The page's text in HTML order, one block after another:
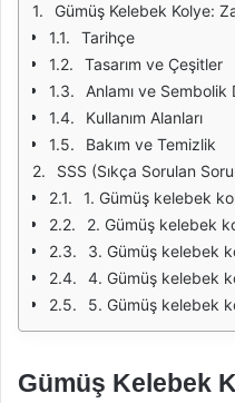
Gümüş Kelebek Kolye:
Tarihçe
Tasarım ve Çeşitler
Anlamı ve Sembolik
Kullanım Alanları
Bakım ve Temizlik
SSS (Sıkça Sorulan
1. Gümüş kelebek
2. Gümüş kelebek
3. Gümüş kelebek
4. Gümüş kelebek
5. Gümüş kelebek
Gümüş Kelebek